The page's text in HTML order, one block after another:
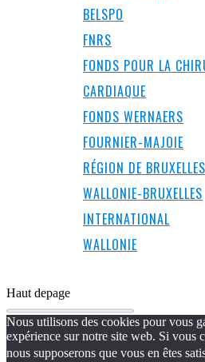
BELSPO
FNRS
FONDS POUR LA
CARDIAQUE
FONDS WERNAERS
FOURNIER-MAJOIE
RÉGION DE
WALLONIE-BRUXELLES
INTERNATIONAL
WALLONIE
Haut depage
Nous utilisons des cookies pour vous
expérience sur notre site web. Si vous
nous supposerons que vous en êtes